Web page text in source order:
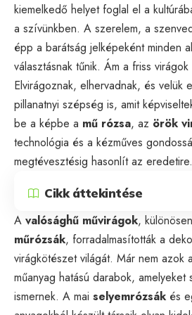
kiemelkedő helyet foglal el a
a szívünkben. A szerelem, a
épp a barátság jelképeként minden
választásnak tűnik. Ám a friss
Elvirágoznak, elhervadnak, és velük
pillanatnyi szépség is, amit
be a képbe a mű rózsa, az örök
technológia és a kézműves
megtévesztésig hasonlít az eredetire.
Cikk áttekintése
A valósághű művirágok,
műrózsák, forradalmasították a
virágkötészet világát. Már nem azok
műanyag hatású darabok, amelyeket
ismernek. A mai selyemrózsák és